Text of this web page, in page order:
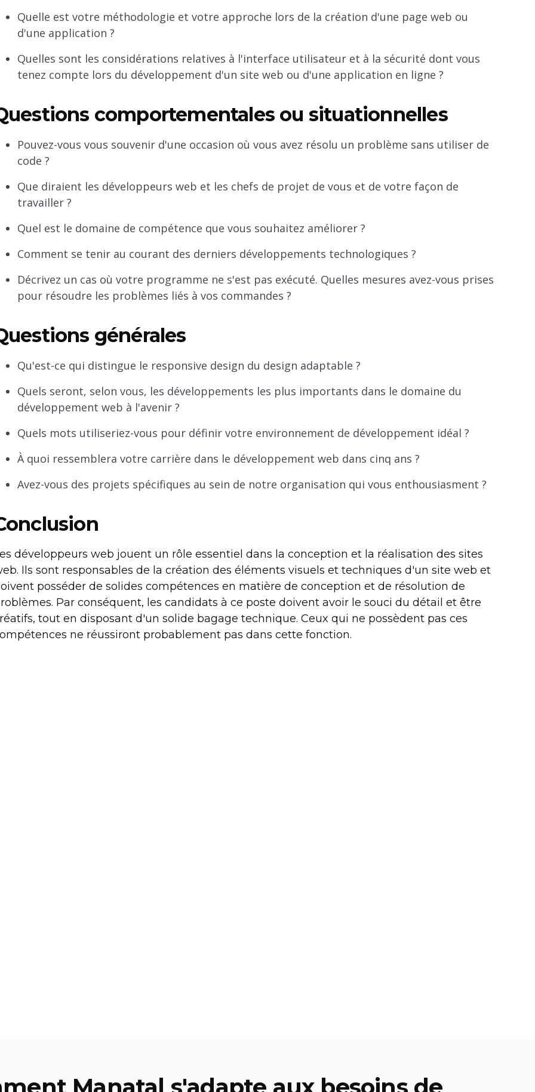
Quelle est votre méthodologie et votre approche lors de la création d'une page web ou
d'une application ?
Quelles sont les considérations relatives à l'interface utilisateur et à la sécurité dont vous
tenez compte lors du développement d'un site web ou d'une application en ligne ?
comportementales ou situationnelles
Pouvez-vous vous souvenir d'une occasion où vous avez résolu un problème sans utiliser de
code ?
Que diraient les développeurs web et les chefs de projet de vous et de votre façon de
travailler ?
Quel est le domaine de compétence que vous souhaitez améliorer ?
Comment se tenir au courant des derniers développements technologiques ?
Décrivez un cas où votre programme ne s'est pas exécuté. Quelles mesures avez-vous prises
pour résoudre les problèmes liés à vos commandes ?
générales
Qu'est-ce qui distingue le responsive design du design adaptable ?
Quels seront, selon vous, les développements les plus importants dans le domaine du
développement web à l'avenir ?
Quels mots utiliseriez-vous pour définir votre environnement de développement idéal ?
À quoi ressemblera votre carrière dans le développement web dans cinq ans ?
Avez-vous des projets spécifiques au sein de notre organisation qui vous enthousiasment ?
développeurs web jouent un rôle essentiel dans la conception et la réalisation des sites
Ils sont responsables de la création des éléments visuels et techniques d'un site web et
posséder de solides compétences en matière de conception et de résolution de
Par conséquent, les candidats à ce poste doivent avoir le souci du détail et être
tout en disposant d'un solide bagage technique. Ceux qui ne possèdent pas ces
ne réussiront probablement pas dans cette fonction.